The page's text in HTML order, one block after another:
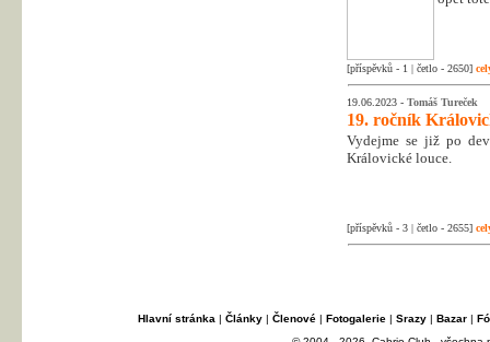
[příspěvků - 1 | četlo - 2650]
19.06.2023 - Tomáš Tureček
19. ročník
Vydejme se již po
Královické louce.
[příspěvků - 3 | četlo - 2655]
Hlavní stránka | Články| Členové| Fotogalerie| Srazy| Bazar|